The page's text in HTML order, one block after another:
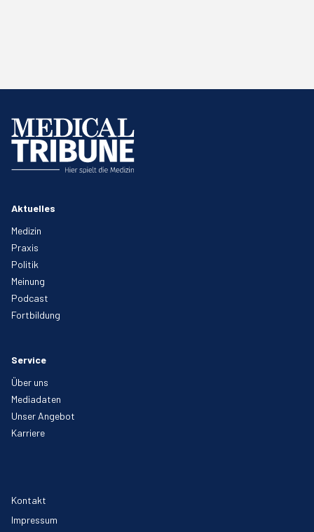
Aktuelles
Medizin
Praxis
Politik
Meinung
Podcast
Fortbildung
Service
Über uns
Mediadaten
Unser Angebot
Karriere
Kontakt
Impressum